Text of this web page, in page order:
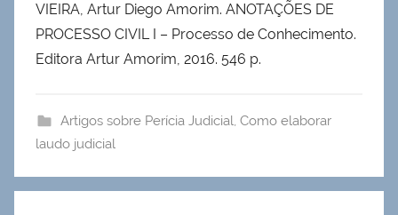
VIEIRA, Artur Diego Amorim. ANOTAÇÕES DE
PROCESSO CIVIL I – Processo de Conhecimento.
Editora Artur Amorim, 2016. 546 p.
Artigos sobre Perícia Judicial, Como elaborar
laudo judicial